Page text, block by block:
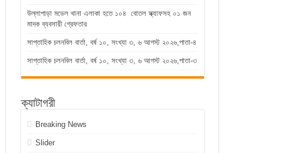
উল্লাপাড়া মডেল থানা এলাকা হতে ১০৪ বোতল স্ক্যাফসহ ০১ জন
মাদক ব্যবসায়ী গ্রেফতার
সাপ্তাহিক চলনবিল বার্তা, বর্ষ ১০, সংখ্যা ৩, ৬ আগস্ট ২০২৬,পাতা-৪
সাপ্তাহিক চলনবিল বার্তা, বর্ষ ১০, সংখ্যা ৩, ৬ আগস্ট ২০২৬,পাতা-৩
ক্যাটাগরী
Breaking News
Slider